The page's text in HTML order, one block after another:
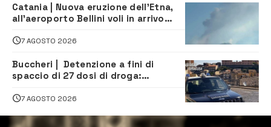
Catania | Nuova eruzione dell’Etna,
all’aeroporto Bellini voli in arrivo
7 AGOSTO 2026
Buccheri | Detenzione a fini di
spaccio di 27 dosi di droga:
7 AGOSTO 2026